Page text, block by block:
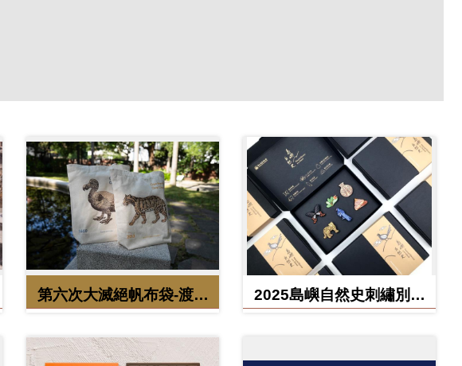
第六次大滅絕帆布袋-渡渡
牛
2025島嶼自然史刺繡別針